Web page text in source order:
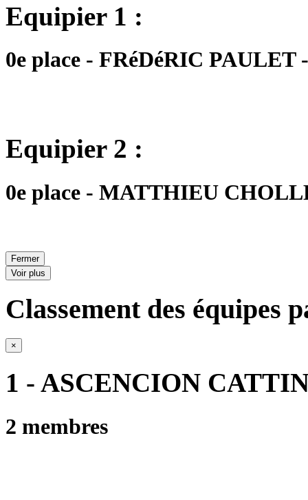
Equipier 1 :
0e place - FRéDéRIC
Equipier 2 :
0e place - MATTHIEU
Fermer
Voir plus
Classement des équipes
×
1 - ASCENCION
2 membres